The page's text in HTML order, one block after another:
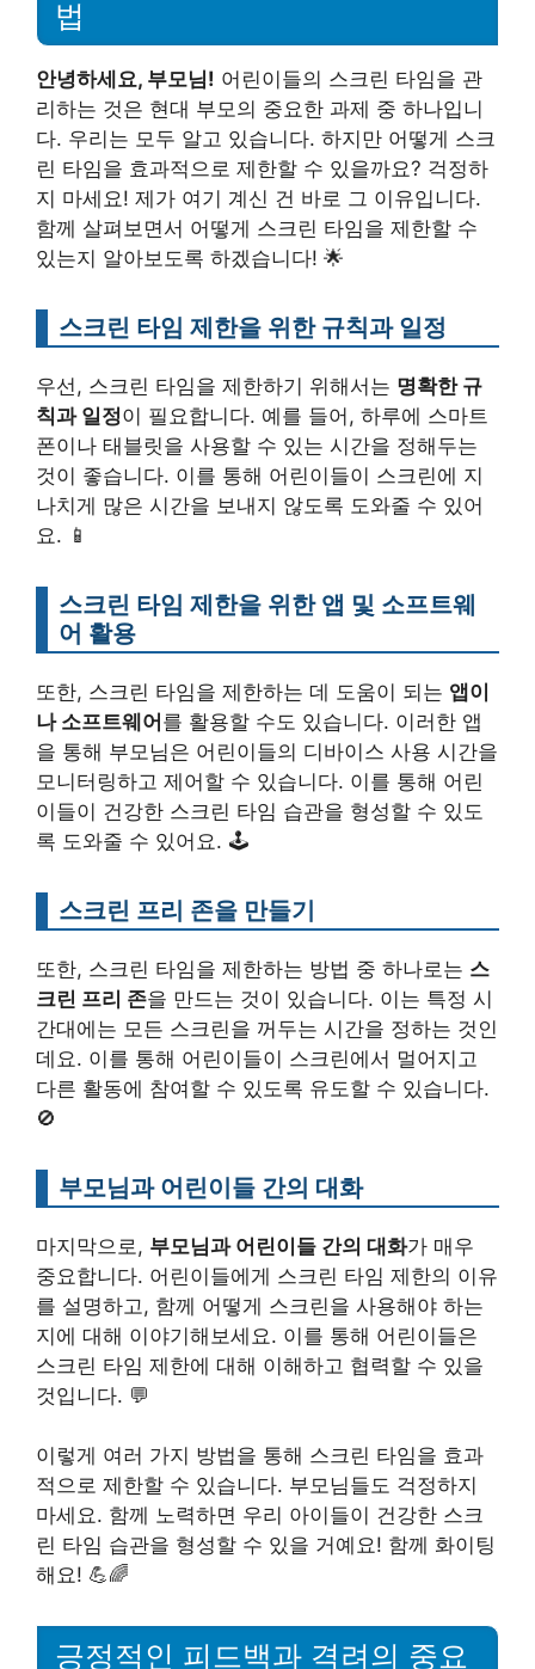
법
안녕하세요, 부모님! 어린이들의 스크린 타임을 관
리하는 것은 현대 부모의 중요한 과제 중 하나입니
다. 우리는 모두 알고 있습니다. 하지만 어떻게 스크
린 타임을 효과적으로 제한할 수 있을까요? 걱정하
지 마세요! 제가 여기 계신 건 바로 그 이유입니다.
함께 살펴보면서 어떻게 스크린 타임을 제한할 수
있는지 알아보도록 하겠습니다! 🌟
스크린 타임 제한을 위한 규칙과 일정
우선, 스크린 타임을 제한하기 위해서는 명확한 규
칙과 일정이 필요합니다. 예를 들어, 하루에 스마트
폰이나 태블릿을 사용할 수 있는 시간을 정해두는
것이 좋습니다. 이를 통해 어린이들이 스크린에 지
나치게 많은 시간을 보내지 않도록 도와줄 수 있어
요. 📱
스크린 타임 제한을 위한 앱 및 소프트웨
어 활용
또한, 스크린 타임을 제한하는 데 도움이 되는 앱이
나 소프트웨어를 활용할 수도 있습니다. 이러한 앱
을 통해 부모님은 어린이들의 디바이스 사용 시간을
모니터링하고 제어할 수 있습니다. 이를 통해 어린
이들이 건강한 스크린 타임 습관을 형성할 수 있도
록 도와줄 수 있어요. 🕹️
스크린 프리 존을 만들기
또한, 스크린 타임을 제한하는 방법 중 하나로는 스
크린 프리 존을 만드는 것이 있습니다. 이는 특정 시
간대에는 모든 스크린을 꺼두는 시간을 정하는 것인
데요. 이를 통해 어린이들이 스크린에서 멀어지고
다른 활동에 참여할 수 있도록 유도할 수 있습니다.
🚫
부모님과 어린이들 간의 대화
마지막으로, 부모님과 어린이들 간의 대화가 매우
중요합니다. 어린이들에게 스크린 타임 제한의 이유
를 설명하고, 함께 어떻게 스크린을 사용해야 하는
지에 대해 이야기해보세요. 이를 통해 어린이들은
스크린 타임 제한에 대해 이해하고 협력할 수 있을
것입니다. 💬
이렇게 여러 가지 방법을 통해 스크린 타임을 효과
적으로 제한할 수 있습니다. 부모님들도 걱정하지
마세요. 함께 노력하면 우리 아이들이 건강한 스크
린 타임 습관을 형성할 수 있을 거예요! 함께 화이팅
해요! 💪🌈
긍정적인 피드백과 격려의 중요